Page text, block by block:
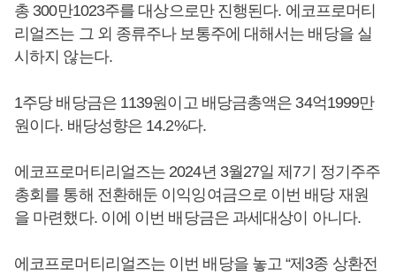
총 300만1023주를 대상으로만 진행된다. 에코프로머티
리얼즈는 그 외 종류주나 보통주에 대해서는 배당을 실
시하지 않는다.
1주당 배당금은 1139원이고 배당금총액은 34억1999만
원이다. 배당성향은 14.2%다.
에코프로머티리얼즈는 2024년 3월27일 제7기 정기주주
총회를 통해 전환해둔 이익잉여금으로 이번 배당 재원
을 마련했다. 이에 이번 배당금은 과세대상이 아니다.
에코프로머티리얼즈는 이번 배당을 놓고 “제3종 상환전